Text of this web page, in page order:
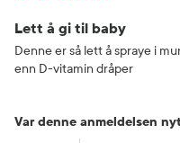
Lett å gi til baby
Denne er så lett å spraye i
enn D-vitamin dråper
Var denne anmeldelsen